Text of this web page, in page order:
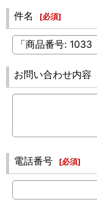
件名 [必須]
お問い合わせ内容
電話番号 [必須]